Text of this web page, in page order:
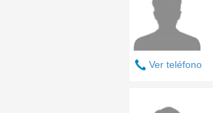
Ver teléfono